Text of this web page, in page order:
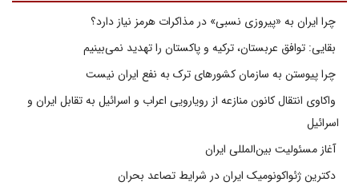
چرا ایران به «پیروزی نسبی» در مذاکرات هرمز نیاز دارد؟
بقایی: توافق عربستان، ترکیه و پاکستان را تهدید نمی‌بینیم
چرا پیوستن به سازمان کشورهای ترک به نفع ایران نیست
واکاوی انتقال کانون منازعه از رویارویی اعراب و اسرائیل به تقابل ایران و
اسرائیل
آغاز مسئولیت بین‌المللی ایران
دکترین ژئواکونومیک ایران در شرایط تصاعد بحران